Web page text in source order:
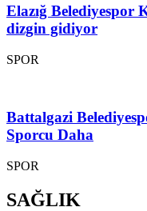
Elazığ Belediyespor
dizgin gidiyor
SPOR
Battalgazi
Sporcu Daha
SPOR
SAĞLIK